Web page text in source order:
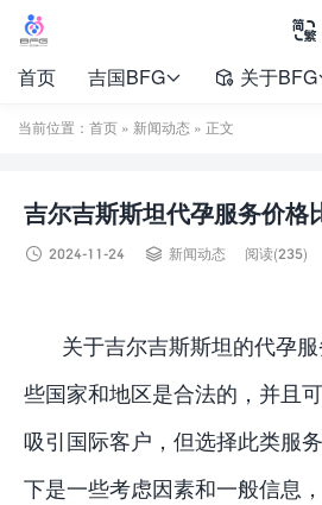

首页 吉国BFG  关于BFG
当前位置： 首页 » 新闻动态 » 正文
吉尔吉斯斯坦代孕服务价格
 2024-11-24  新闻动态 阅读(235)
关于吉尔吉斯斯坦的代孕
些国家和地区是合法的，并且
吸引国际客户，但选择此类服
下是一些考虑因素和一般信息